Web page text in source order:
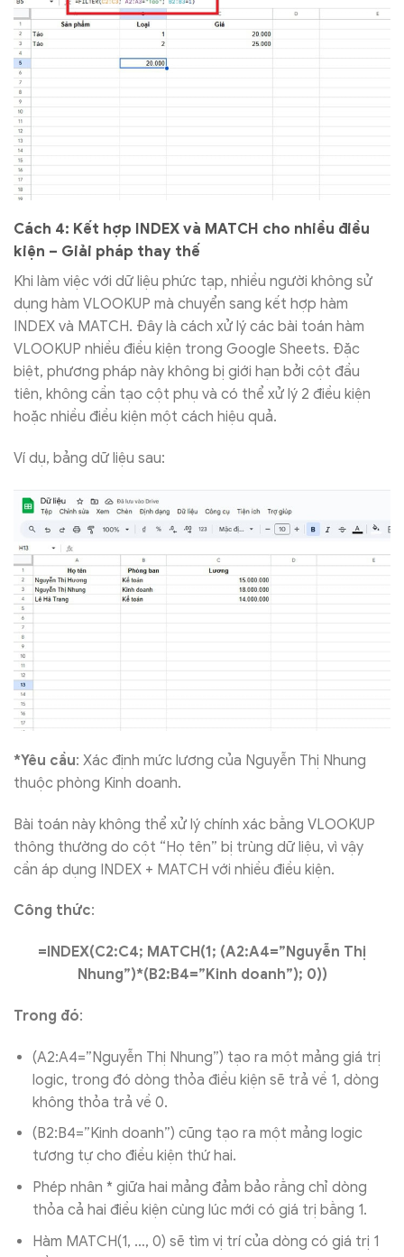
Cách 4: Kết hợp INDEX và MATCH cho nhiều điều
kiện – Giải pháp thay thế
Khi làm việc với dữ liệu phức tạp, nhiều người không sử
dụng hàm VLOOKUP mà chuyển sang kết hợp hàm
INDEX và MATCH. Đây là cách xử lý các bài toán hàm
VLOOKUP nhiều điều kiện trong Google Sheets. Đặc
biệt, phương pháp này không bị giới hạn bởi cột đầu
tiên, không cần tạo cột phụ và có thể xử lý 2 điều kiện
hoặc nhiều điều kiện một cách hiệu quả.
Ví dụ, bảng dữ liệu sau:
*Yêu cầu: Xác định mức lương của Nguyễn Thị Nhung
thuộc phòng Kinh doanh.
Bài toán này không thể xử lý chính xác bằng VLOOKUP
thông thường do cột “Họ tên” bị trùng dữ liệu, vì vậy
cần áp dụng INDEX + MATCH với nhiều điều kiện.
Công thức:
=INDEX(C2:C4; MATCH(1; (A2:A4=”Nguyễn Thị
Nhung”)*(B2:B4=”Kinh doanh”); 0))
Trong đó:
(A2:A4=”Nguyễn Thị Nhung”) tạo ra một mảng giá trị
logic, trong đó dòng thỏa điều kiện sẽ trả về 1, dòng
không thỏa trả về 0.
(B2:B4=”Kinh doanh”) cũng tạo ra một mảng logic
tương tự cho điều kiện thứ hai.
Phép nhân * giữa hai mảng đảm bảo rằng chỉ dòng
thỏa cả hai điều kiện cùng lúc mới có giá trị bằng 1.
Hàm MATCH(1, …, 0) sẽ tìm vị trí của dòng có giá trị 1